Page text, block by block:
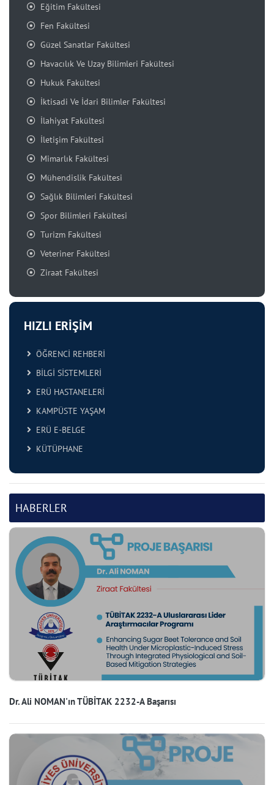
Eğitim Fakültesi
Fen Fakültesi
Güzel Sanatlar Fakültesi
Havacılık Ve Uzay Bilimleri Fakültesi
Hukuk Fakültesi
İktisadi Ve İdari Bilimler Fakültesi
İlahiyat Fakültesi
İletişim Fakültesi
Mimarlık Fakültesi
Mühendislik Fakültesi
Sağlık Bilimleri Fakültesi
Spor Bilimleri Fakültesi
Turizm Fakültesi
Veteriner Fakültesi
Ziraat Fakültesi
HIZLI ERİŞİM
ÖĞRENCİ REHBERİ
BİLGİ SİSTEMLERİ
ERÜ HASTANELERİ
KAMPÜSTE YAŞAM
ERÜ E-BELGE
KÜTÜPHANE
HABERLER
Dr. Ali NOMAN'ın TÜBİTAK 2232-A Başarısı